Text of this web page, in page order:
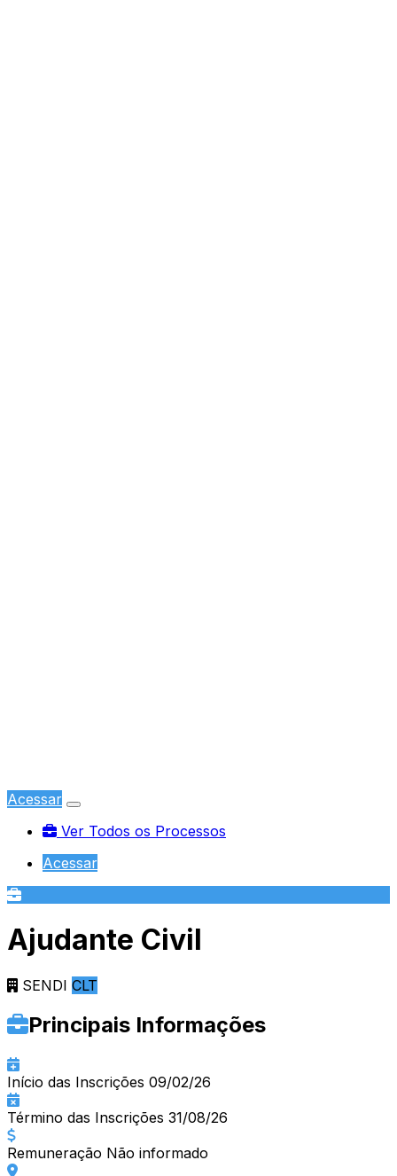
Acessar
Ver Todos os Processos
Acessar
Ver Todos os Processos
Acessar
Ajudante Civil
SENDI CLT
Principais Informações
Início das Inscrições 09/02/26
Término das Inscrições 31/08/26
Remuneração Não informado